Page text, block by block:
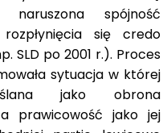
spójność
się credo
SLD po 2001 r.). Proces
sytuacja w której
jako obrona
a prawicowość jako jej